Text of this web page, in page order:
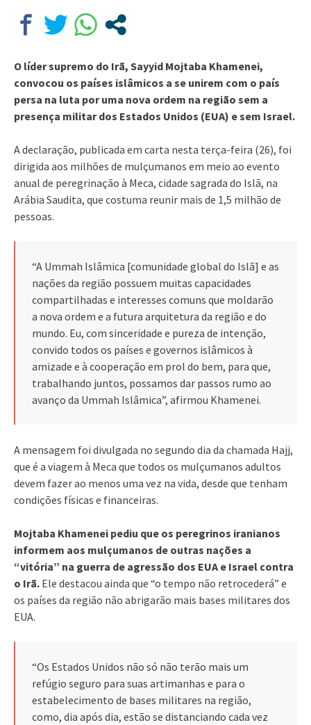
O líder supremo do Irã, Sayyid Mojtaba Khamenei,
convocou os países islâmicos a se unirem com o país
persa na luta por uma nova ordem na região sem a
presença militar dos Estados Unidos (EUA) e sem Israel.
A declaração, publicada em carta nesta terça-feira (26), foi
dirigida aos milhões de mulçumanos em meio ao evento
anual de peregrinação à Meca, cidade sagrada do Islã, na
Arábia Saudita, que costuma reunir mais de 1,5 milhão de
pessoas.
“A Ummah Islâmica [comunidade global do Islã] e as
nações da região possuem muitas capacidades
compartilhadas e interesses comuns que moldarão
a nova ordem e a futura arquitetura da região e do
mundo. Eu, com sinceridade e pureza de intenção,
convido todos os países e governos islâmicos à
amizade e à cooperação em prol do bem, para que,
trabalhando juntos, possamos dar passos rumo ao
avanço da Ummah Islâmica”, afirmou Khamenei.
A mensagem foi divulgada no segundo dia da chamada Hajj,
que é a viagem à Meca que todos os mulçumanos adultos
devem fazer ao menos uma vez na vida, desde que tenham
condições físicas e financeiras.
Mojtaba Khamenei pediu que os peregrinos iranianos
informem aos mulçumanos de outras nações a
“vitória” na guerra de agressão dos EUA e Israel contra
o Irã. Ele destacou ainda que “o tempo não retrocederá” e
os países da região não abrigarão mais bases militares dos
EUA.
“Os Estados Unidos não só não terão mais um
refúgio seguro para suas artimanhas e para o
estabelecimento de bases militares na região,
como, dia após dia, estão se distanciando cada vez